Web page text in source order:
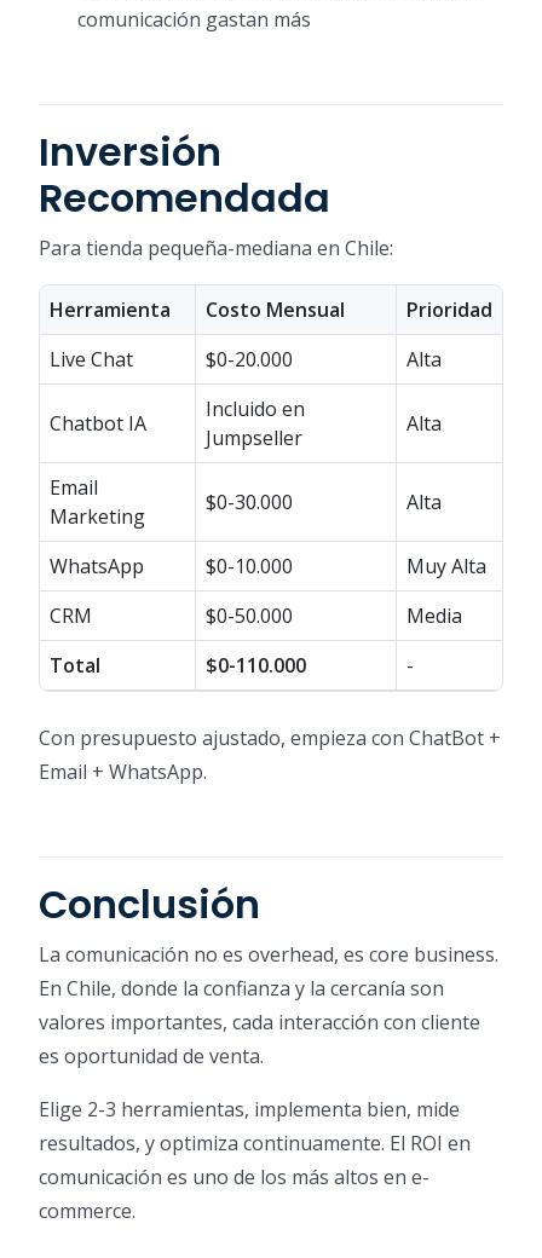
comunicación gastan más
Inversión
Recomendada
Para tienda pequeña-mediana en Chile:
Herramienta Costo Mensual
Prioridad
Live Chat
$0-20.000 Alta
Chatbot IA
Incluido en
Jumpseller
Alta
Email
Marketing
$0-30.000 Alta
WhatsApp $0-10.000
Muy Alta
CRM
$0-50.000
Media
Total
$0-110.000 -
Con presupuesto ajustado, empieza con ChatBot +
Email + WhatsApp.
Conclusión
La comunicación no es overhead, es core business.
En Chile, donde la confianza y la cercanía son
valores importantes, cada interacción con cliente
es oportunidad de venta.
Elige 2-3 herramientas, implementa bien, mide
resultados, y optimiza continuamente. El ROI en
comunicación es uno de los más altos en e-
commerce.